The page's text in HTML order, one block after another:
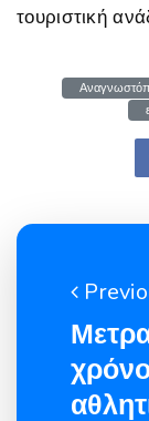
τουριστική